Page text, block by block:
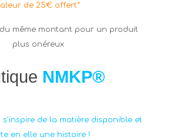
de 25€ offert*
même montant pour un produit
plus onéreux
NMKP®
de la matière disponible et
en elle une histoire !